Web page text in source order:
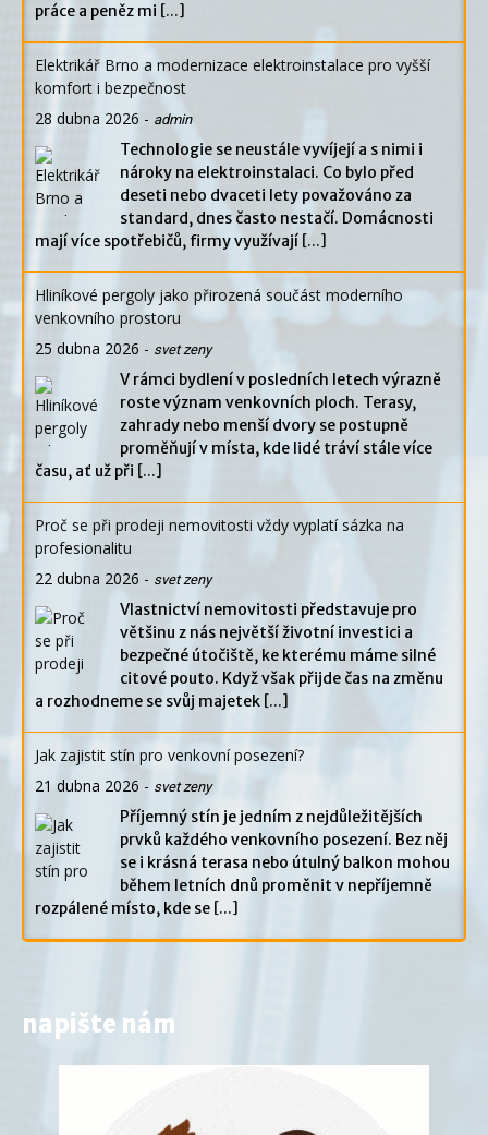
práce a peněz mi [...]
Elektrikář Brno a modernizace elektroinstalace pro vyšší
komfort i bezpečnost
28 dubna 2026 - admin
Technologie se neustále vyvíjejí a s nimi i
nároky na elektroinstalaci. Co bylo před
deseti nebo dvaceti lety považováno za
standard, dnes často nestačí. Domácnosti
mají více spotřebičů, firmy využívají [...]
Hliníkové pergoly jako přirozená součást moderního
venkovního prostoru
25 dubna 2026 - svet zeny
V rámci bydlení v posledních letech výrazně
roste význam venkovních ploch. Terasy,
zahrady nebo menší dvory se postupně
proměňují v místa, kde lidé tráví stále více
času, ať už při [...]
Proč se při prodeji nemovitosti vždy vyplatí sázka na
profesionalitu
22 dubna 2026 - svet zeny
Vlastnictví nemovitosti představuje pro
většinu z nás největší životní investici a
bezpečné útočiště, ke kterému máme silné
citové pouto. Když však přijde čas na změnu
a rozhodneme se svůj majetek [...]
Jak zajistit stín pro venkovní posezení?
21 dubna 2026 - svet zeny
Příjemný stín je jedním z nejdůležitějších
prvků každého venkovního posezení. Bez něj
se i krásná terasa nebo útulný balkon mohou
během letních dnů proměnit v nepříjemně
rozpálené místo, kde se [...]
napište nám